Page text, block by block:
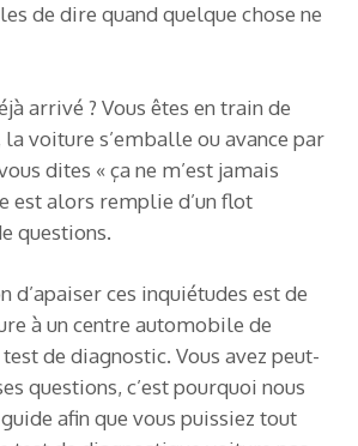
de dire quand quelque chose ne
arrivé ? Vous êtes en train de
voiture s’emballe ou avance par
dites « ça ne m’est jamais
est alors remplie d’un flot
questions.
d’apaiser ces inquiétudes est de
à un centre automobile de
de diagnostic. Vous avez peut-
questions, c’est pourquoi nous
afin que vous puissiez tout